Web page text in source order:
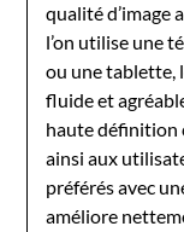
qualité d’image
l’on utilise une
ou une tablette,
fluide et
haute définition
ainsi aux
préférés avec
améliore